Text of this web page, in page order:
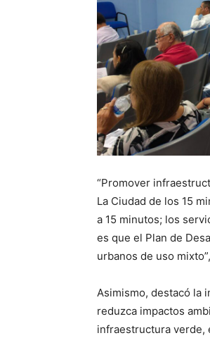
“Promover
La Ciudad de los 15
a 15 minutos; los
es que el Plan de
urbanos de uso
Asimismo, destacó la
reduzca impactos
infraestructura verde,